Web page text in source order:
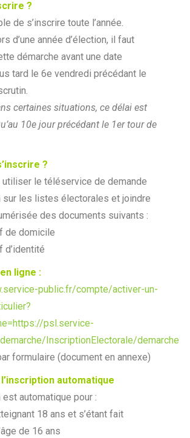
?
de s’inscrire toute l’année.
d’une année d’élection, il faut
démarche avant une date
tard le 6e vendredi précédant le
certaines situations, ce délai est
10e jour précédant le 1er tour de
?
le téléservice de demande
sur les listes électorales et joindre
des documents suivants :
de domicile
ligne :
public.fr/compte/activer-un-
psl.service-
InscriptionElectorale/demarche
formulaire (document en annexe)
automatique
est automatique pour :
18 ans et s’étant fait
de 16 ans